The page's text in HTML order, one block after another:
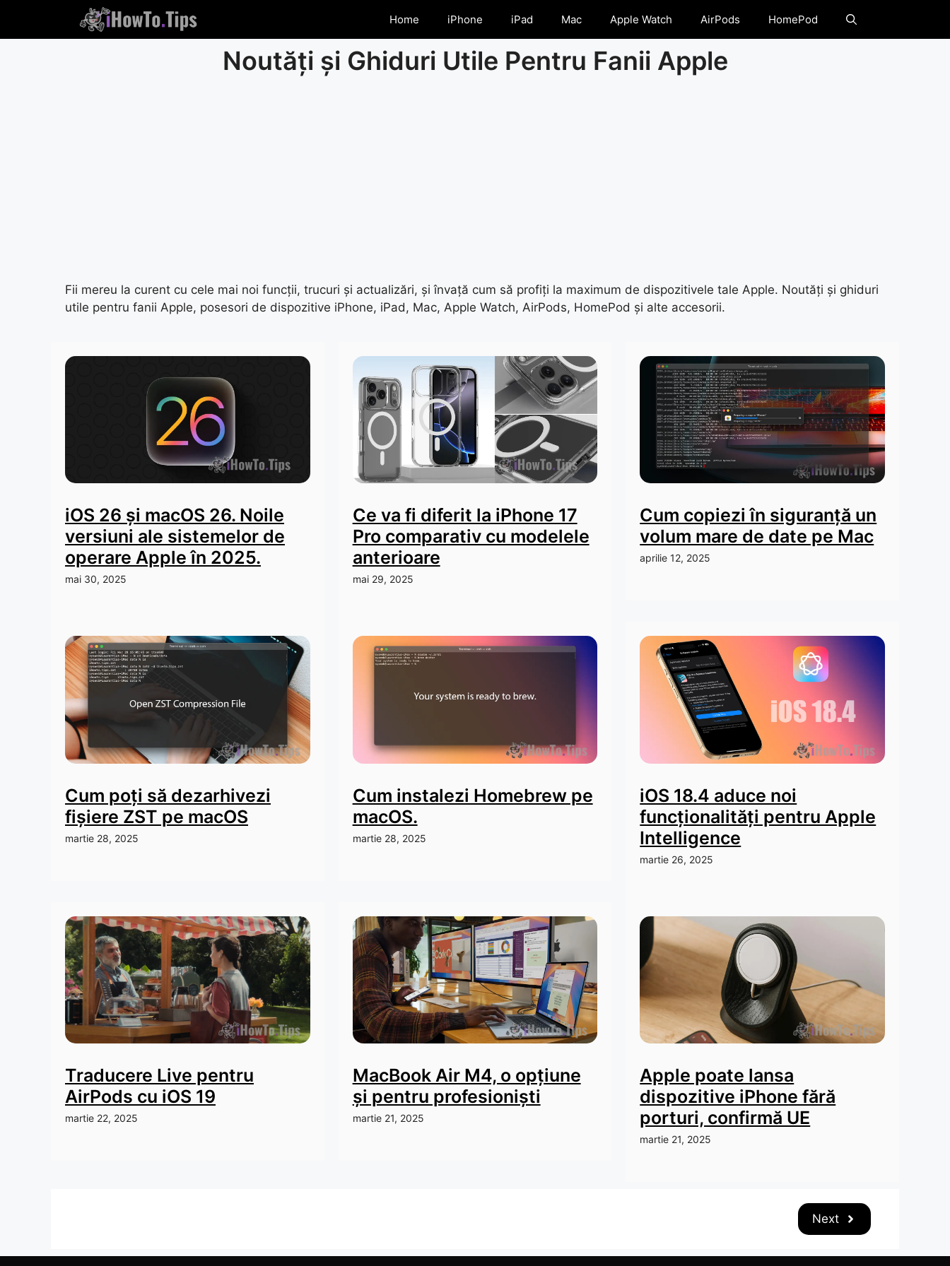
conținut
Home iPhone iPad Mac Apple Watch AirPods HomePod
Noutăți și Ghiduri Utile Pentru Fanii Apple
Fii mereu la curent cu cele mai noi funcții, trucuri și actualizări, și învață cum să profiți la maximum de dispozitivele tale Apple. Noutăți și ghiduri
utile pentru fanii Apple, posesori de dispozitive iPhone, iPad, Mac, Apple Watch, AirPods, HomePod și alte accesorii.
iOS 26 și macOS 26. Noile
versiuni ale sistemelor de
operare Apple în 2025.
mai 30, 2025
Ce va fi diferit la iPhone 17
Pro comparativ cu modelele
anterioare
mai 29, 2025
Cum copiezi în siguranță un
volum mare de date pe Mac
aprilie 12, 2025
Cum poți să dezarhivezi
fișiere ZST pe macOS
martie 28, 2025
Cum instalezi Homebrew pe
macOS.
martie 28, 2025
iOS 18.4 aduce noi
funcționalități pentru Apple
Intelligence
martie 26, 2025
Traducere Live pentru
AirPods cu iOS 19
martie 22, 2025
MacBook Air M4, o opțiune
și pentru profesioniști
martie 21, 2025
Apple poate lansa
dispozitive iPhone fără
porturi, confirmă UE
martie 21, 2025
Next